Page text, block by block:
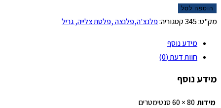
הוספה לסל
מק"ט:345קטגוריה:פלנצ'ה,פלנצה ,פלטת צלייה, גריל
מידע נוסף
חוות דעת (0)
מידע נוסף
מידות80 × 60 סנטימטרים